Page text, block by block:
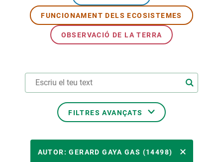
FUNCIONAMENT DELS ECOSISTEMES
OBSERVACIÓ DE LA TERRA
FILTRES AVANÇATS
AUTOR: GERARD GAYA GAS (14498)
PARTICIPA
NOTÍCIES I AGENDA